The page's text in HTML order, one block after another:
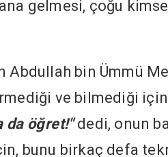
gelmesi, çoğu
Abdullah bin Ümmü
ve bilmediği
da öğret!"dedi, onun
bunu birkaç defa